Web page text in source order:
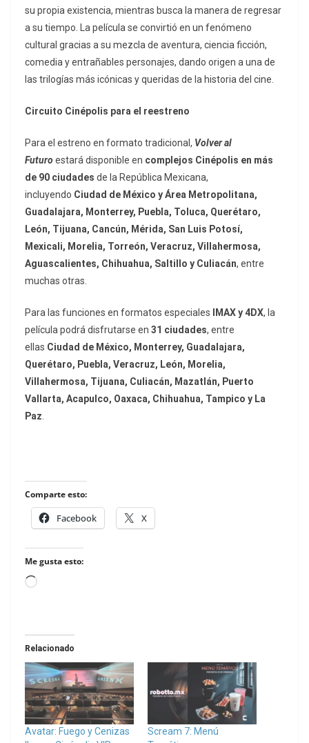
su propia existencia, mientras busca la manera de regresar
a su tiempo. La película se convirtió en un fenómeno
cultural gracias a su mezcla de aventura, ciencia ficción,
comedia y entrañables personajes, dando origen a una de
las trilogías más icónicas y queridas de la historia del cine.
Circuito Cinépolis para el reestreno
Para el estreno en formato tradicional, Volver al
Futuroestará disponible en complejos Cinépolis en más
de 90 ciudades de la República Mexicana,
incluyendo Ciudad de México y Área Metropolitana,
Guadalajara, Monterrey, Puebla, Toluca, Querétaro,
León, Tijuana, Cancún, Mérida, San Luis Potosí,
Mexicali, Morelia, Torreón, Veracruz, Villahermosa,
Aguascalientes, Chihuahua, Saltillo y Culiacán, entre
muchas otras.
Para las funciones en formatos especiales IMAX y 4DX, la
película podrá disfrutarse en 31 ciudades, entre
ellas Ciudad de México, Monterrey, Guadalajara,
Querétaro, Puebla, Veracruz, León, Morelia,
Villahermosa, Tijuana, Culiacán, Mazatlán, Puerto
Vallarta, Acapulco, Oaxaca, Chihuahua, Tampico y La
Paz
Comparte esto:
Facebook X
Me gusta esto:
Loading…
Relacionado
Avatar: Fuego y Cenizas
Scream 7: Menú